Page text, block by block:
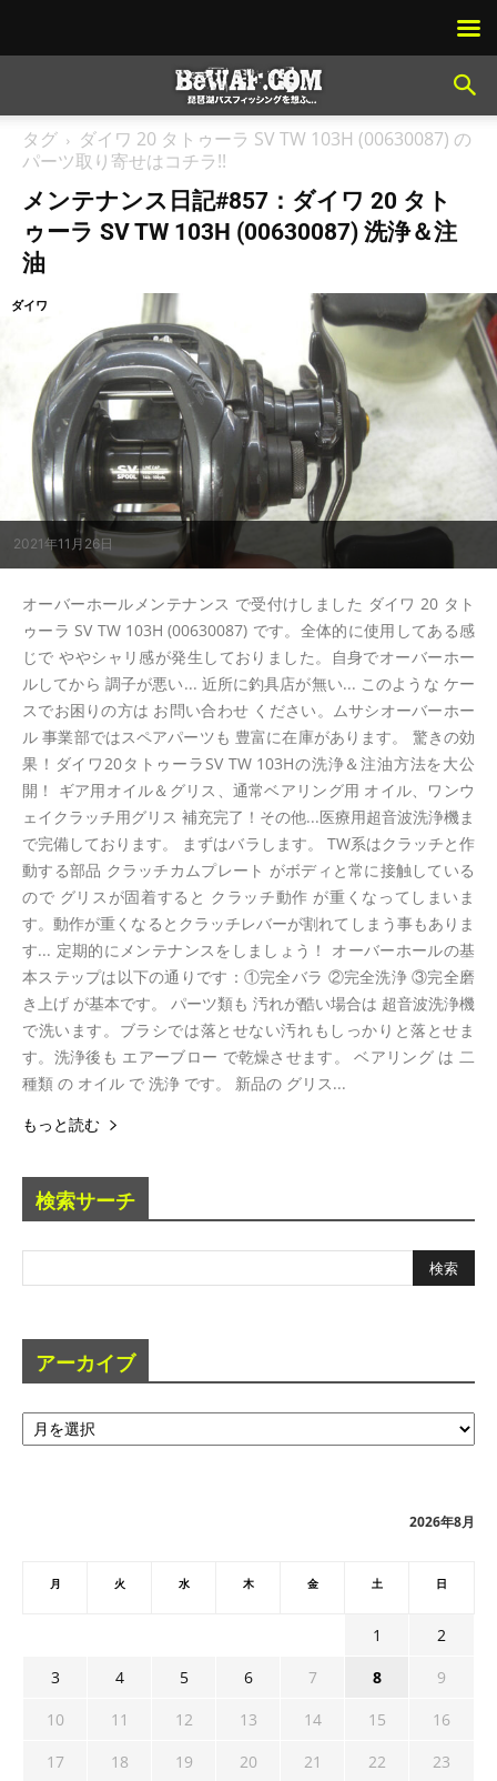
タグ
ダイワ 20 タトゥーラ SV TW 103H (00630087) の
パーツ取り寄せはコチラ!!
メンテナンス日記#857：ダイワ 20 タト
ゥーラ SV TW 103H (00630087) 洗浄＆注
油
2021年11月26日
ダイワ
オーバーホールメンテナンス で受付けしました ダイワ 20 タト
ゥーラ SV TW 103H (00630087) です。全体的に使用してある感
じで ややシャリ感が発生しておりました。自身でオーバーホー
ルしてから 調子が悪い... 近所に釣具店が無い... このような ケー
スでお困りの方は お問い合わせ ください。ムサシオーバーホー
ル 事業部ではスペアパーツも 豊富に在庫があります。 驚きの効
果！ダイワ20タトゥーラSV TW 103Hの洗浄＆注油方法を大公
開！ ギア用オイル＆グリス、通常ベアリング用 オイル、ワンウ
ェイクラッチ用グリス 補充完了！その他...医療用超音波洗浄機ま
で完備しております。 まずはバラします。 TW系はクラッチと作
動する部品 クラッチカムプレート がボディと常に接触している
ので グリスが固着すると クラッチ動作 が重くなってしまいま
す。動作が重くなるとクラッチレバーが割れてしまう事もありま
す... 定期的にメンテナンスをしましょう！ オーバーホールの基
本ステップは以下の通りです：①完全バラ ②完全洗浄 ③完全磨
き上げ が基本です。 パーツ類も 汚れが酷い場合は 超音波洗浄機
で洗います。ブラシでは落とせない汚れもしっかりと落とせま
す。洗浄後も エアーブロー で乾燥させます。 ベアリング は 二
種類 の オイル で 洗浄 です。 新品の グリス...
もっと読む
検索サーチ
アーカイブ
ア
ー
2026年8月
月 火 水 木 金 土 日
1
2
3
4 5 6 7 8
9
10
11 12 13 14 15
16
17
18 19 20 21 22
23